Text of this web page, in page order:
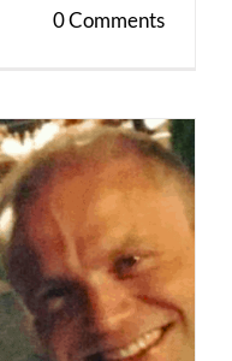
0 Comments